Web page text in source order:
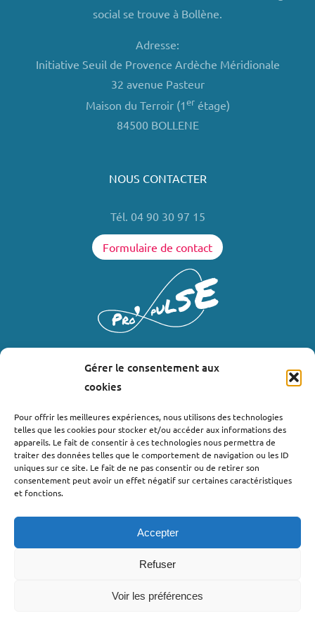
Gérer le consentement aux
cookies
Pour offrir les meilleures expériences, nous utilisons des technologies
telles que les cookies pour stocker et/ou accéder aux informations des
appareils. Le fait de consentir à ces technologies nous permettra de
traiter des données telles que le comportement de navigation ou les ID
uniques sur ce site. Le fait de ne pas consentir ou de retirer son
consentement peut avoir un effet négatif sur certaines caractéristiques
et fonctions.
Accepter
Refuser
Voir les préférences
social se trouve à Bollène.
Adresse:
Initiative Seuil de Provence Ardèche Méridionale
32 avenue Pasteur
Maison du Terroir (1erétage)
84500 BOLLENE
NOUS CONTACTER
Tél. 04 90 30 97 15
Formulaire de contact
Où nous trouver ?
Bollène
Nyons
Valréas
Lachapelle-sous-Aubenas
©2022 - Pro’pulse by Initiative Seuil de Provence Ardèche